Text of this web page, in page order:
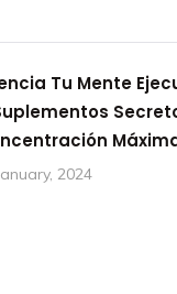
Tu Mente
2024